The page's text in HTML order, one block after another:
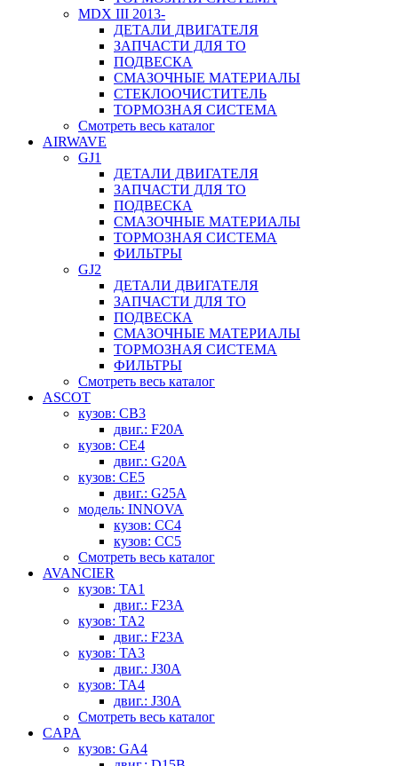
MDX III 2013-
ДЕТАЛИ ДВИГАТЕЛЯ
ЗАПЧАСТИ ДЛЯ ТО
ПОДВЕСКА
СМАЗОЧНЫЕ МАТЕРИАЛЫ
СТЕКЛООЧИСТИТЕЛЬ
ТОРМОЗНАЯ СИСТЕМА
Смотреть весь каталог
AIRWAVE
GJ1
ДЕТАЛИ ДВИГАТЕЛЯ
ЗАПЧАСТИ ДЛЯ ТО
ПОДВЕСКА
СМАЗОЧНЫЕ МАТЕРИАЛЫ
ТОРМОЗНАЯ СИСТЕМА
ФИЛЬТРЫ
GJ2
ДЕТАЛИ ДВИГАТЕЛЯ
ЗАПЧАСТИ ДЛЯ ТО
ПОДВЕСКА
СМАЗОЧНЫЕ МАТЕРИАЛЫ
ТОРМОЗНАЯ СИСТЕМА
ФИЛЬТРЫ
Смотреть весь каталог
ASCOT
кузов: CB3
двиг.: F20A
кузов: CE4
двиг.: G20A
кузов: CE5
двиг.: G25A
модель: INNOVA
кузов: CC4
кузов: CC5
Смотреть весь каталог
AVANCIER
кузов: TA1
двиг.: F23A
кузов: TA2
двиг.: F23A
кузов: TA3
двиг.: J30A
кузов: TA4
двиг.: J30A
Смотреть весь каталог
CAPA
кузов: GA4